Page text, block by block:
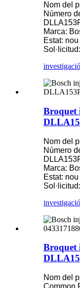
Nom del
Número
Marca:
Estat: nou
investigació
Broquet
Nom del
Número
Marca:
Estat: nou
investigació
Broquet
Nom del
Common